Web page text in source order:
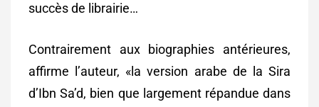
succès de librairie…
Contrairement aux biographies antérieures,
affirme l’auteur, «la version arabe de la Sira
d’Ibn Sa’d, bien que largement répandue dans